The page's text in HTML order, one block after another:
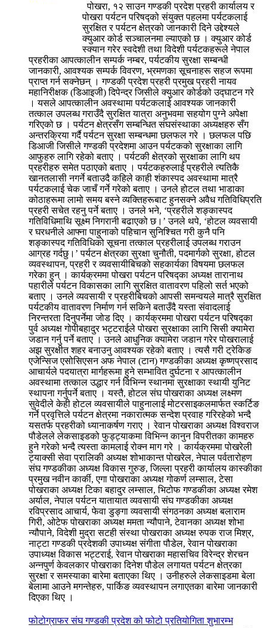
पोखरा, १२ साउन गण्डकी प्रदेश प्रहरी कार्यालय र
पोखरा पर्यटन परिषद्को संयुक्त पहलमा पर्यटकलाई
सुरक्षित र पर्यटन क्षेत्रको जानकारी दिने उद्देश्यले
क्युआर कोर्ड सञ्चालनमा ल्याएको छ । क्युआर कोर्ड
स्क्यान गरेर स्वदेशी तथा विदेशी पर्यटकहरूले नेपाल
प्रहरीका आपत्कालीन सम्पर्क नम्बर, पर्यटकीय सुरक्षा सम्बन्धी
जानकारी, आवश्यक सम्पर्क विवरण, भ्रमणका सूचनाहरू सहज रूपमा
प्राप्त गर्न सक्नेछन् । गण्डकी प्रदेश प्रहरी प्रमुख प्रहरी नायव
महानिरीक्षक (डिआइजी) दिपेन्द्र जिसीले क्युआर कोर्डको उद्घाटन गरे
। यसले आपत्कालीन अवस्थामा पर्यटकलाई आवश्यक जानकारी
तत्काल उपलब्ध गराउँदै सुरक्षित यात्रा अनुभवमा सहयोग पुग्ने अपेक्षा
गरिएको छ । पर्यटन क्षेत्रसँग सम्बन्धित संघसंस्थाका अध्यक्षहरु सँग
अन्तरक्रिया गर्दै पर्यटन सुरक्षा सम्बन्धमा छलफल गरे । छलफल पछि
डिआजी जिसीले गण्डकी प्रदेशमा आउन पर्यटकको सुरक्षाका लागि
आफुहरु लागि रहेको बताए । पर्यटकी क्षेत्रको सुरक्षाका लागि थप
प्रहरीहरु समेत पठाएको बताए । पर्यटकहरुलाई प्रहरीले त्यतिकै
खानतलासी नगर्ने बताउदै कहिले काही शंकास्पद अवस्थामा मात्रै
पर्यटकलाई चेक जाचँ गर्ने गरेको बताए । उनले होटल तथा भाडाका
कोठाहरूमा लामो समय बस्ने व्यक्तिहरूबाट हुनसक्ने अवैध गतिविधिप्रति
प्रहरी सचेत रहनु पर्ने बताए । उनले भने, ‘प्रहरीले शङ्कास्पद
गतिविधिमाथि सूक्ष्म निगरानी बढाएको छ।’ उनले थपे, ‘होटल व्यवसायी
र घरधनीले आफ्ना पाहुनाको पहिचान सुनिश्चित गरी कुनै पनि
शङ्कास्पद गतिविधिको सूचना तत्काल प्रहरीलाई उपलब्ध गराउन
आग्रह गर्दछु।’ पर्यटन क्षेत्रका सुरक्षा चुनौती, पदमार्गको सुरक्षा, होटल
व्यवस्थापन, प्रहरी र व्यवसायीबिचको सहकार्यका विषयमा छलफल
गरेका हुन् । कार्यक्रममा पोखरा पर्यटन परिषद्का अध्यक्ष तारानाथ
पहारीले पर्यटन विकासका लागि सुरक्षित वातावरण पहिलो सर्त भएको
बताए । उनले व्यवसायी र प्रहरीबिचको आपसी समन्वयले मात्रै सुरक्षित
पर्यटकीय वातावरण निर्माण गर्न सकिने बताउँदै यस्ता संवादलाई
निरन्तरता दिनुपर्नेमा जोड दिए । कार्यक्रममा पोखरा पर्यटन परिषद्का
पुर्व अध्यक्ष गोपीबहादुर भट्टराईले पोखरा सुरक्षाका लागि सिसी क्यामेरा
जडान गर्नु पर्ने बताए । उनले आधुनिक क्यामेरा जडान गरेर पोखरालाई
अझ सुरक्षीत शहर बनाउनु आवश्यक रहेको बताए । त्यसै गरी ट्रेकिङ
एजेन्सिज एसोसिएसन अफ नेपाल (टान) गण्डकीका अध्यक्ष कृष्णप्रसाद
आचार्यले पदयात्रा मार्गहरूमा हुने सम्भावित दुर्घटना र आपत्कालीन
अवस्थामा तत्काल उद्धार गर्न विभिन्न स्थानमा सुरक्षाका स्थायी युनिट
स्थापना गर्नुपर्ने बताए । यस्तै, होटल संघ पोखराका अध्यक्ष लक्ष्मण
सुवेदीले केही होटल व्यवसायीले पाहुनालाई मोटरसाइकलमार्फत स्कर्टिङ
गर्ने प्रवृत्तिले पर्यटन क्षेत्रमा नकारात्मक सन्देश प्रवाह गरिरहेको भन्दै
यसतर्फ प्रहरीको ध्यानाकर्षण गराए । रेवान पोखराका अध्यक्ष विश्वराज
पौडेलले लेकसाइडको फुड्ट्याकमा विभिन्न कानुन विपरीतका कामहरु
हुने गरेको भन्दै त्यस्ता कामलाई रोक्न माग गरे । कार्यक्रममा पोखरेली
ट्याक्सी सेवा प्रालिकी अध्यक्ष शोभाकान्त पोखरेल, नेपाल पर्वतारोहण
संघ गण्डकीका अध्यक्ष विकास गुरुङ, जिल्ला प्रहरी कार्यालय कास्कीका
प्रमुख नवीन कार्की, एगा पोखराका अध्यक्ष गोकर्ण लम्साल, टेसा
पोखराका अध्यक्ष टिका बहादुर लम्साल, भिटोफ गण्डकीका अध्यक्ष रमेश
अर्याल, नेपाल पर्यटन यातायात व्यवसायी संघ गण्डकीका अध्यक्ष
रविप्रसाद आचार्य, फेवा डुङ्गा व्यवसायी संगठनका अध्यक्ष बलाराम
गिरी, ओटेफ पोखराका अध्यक्ष ममता न्यौपाने, टेवानका अध्यक्ष शोभा
न्यौपाने, विदेशी मुद्रा सटही संस्था पोखराका अध्यक्ष रुपक राज मिश्र,
नाट्टा गण्डकी प्रदेशकी उपाध्यक्ष संगीता पौडेल, रेवान पोखराका
उपाध्यक्ष विकास भट्टराई, रेवान पोखराका महासचिव विरेन्द्र शेरचन
अन्नपुर्ण केवलकार पोखराका दिनेश पौडेल लगायत पर्यटन क्षेत्रका
सुरक्षा र समस्याका बारेमा बताएका थिए । उनीहरुले लेकसाइडमा बेला
बेलामा आउने मगन्तेहरु, पार्किङ व्यवस्थापन लगाएतका बारेमा जानकारी
दिएका थिए ।
फोटोग्राफर संघ गण्डकी प्रदेश को फोटो प्रतियोगिता शुभारम्भ